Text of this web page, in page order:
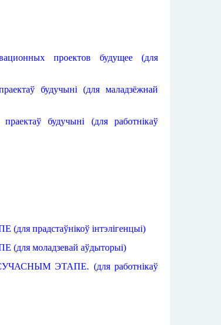
проектов будущее (для
будучыні (для маладзёжнай
праектаў будучыні (для работнікаў
(для прадстаўнікоў інтэлігенцыі)
(для моладзевай аўдыторыі)
ЭТАПЕ. (для работнікаў